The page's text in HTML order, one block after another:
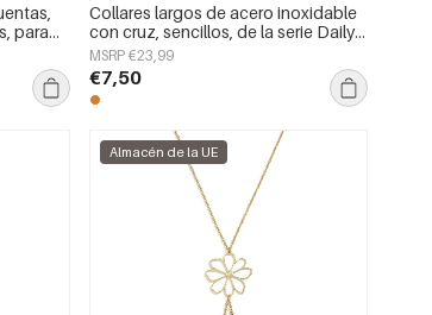
para
Collares largos de acero inoxidable
con cruz, sencillos, de la serie Daily
Simple, joyería para mujer.
MSRP €23,99
€7,50
Almacén de la UE